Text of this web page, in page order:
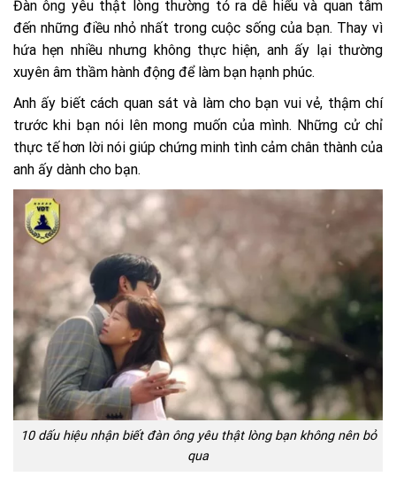
Đàn ông yêu thật lòng thường tỏ ra dễ hiểu và quan tâm
đến những điều nhỏ nhất trong cuộc sống của bạn. Thay vì
hứa hẹn nhiều nhưng không thực hiện, anh ấy lại thường
xuyên âm thầm hành động để làm bạn hạnh phúc.
Anh ấy biết cách quan sát và làm cho bạn vui vẻ, thậm chí
trước khi bạn nói lên mong muốn của mình. Những cử chỉ
thực tế hơn lời nói giúp chứng minh tình cảm chân thành của
anh ấy dành cho bạn.
10 dấu hiệu nhận biết đàn ông yêu thật lòng bạn không nên bỏ
qua